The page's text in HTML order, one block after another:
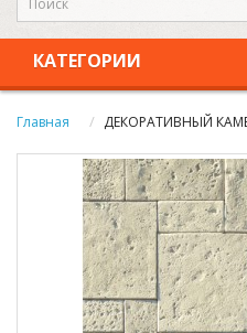
КАТЕГОРИИ
Главная ДЕКОРАТИВНЫЙ